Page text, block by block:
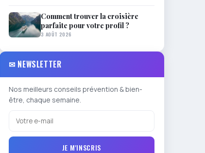
Comment trouver la croisière
parfaite pour votre profil ?
3 AOÛT 2026
✉ NEWSLETTER
Nos meilleurs conseils prévention & bien-
être, chaque semaine.
JE M'INSCRIS